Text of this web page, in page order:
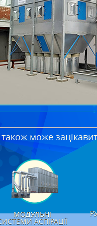
може
МОДУЛЬНІ
АСПІРАЦІЇ